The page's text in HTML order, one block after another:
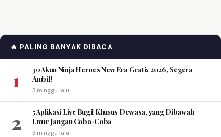
🔥 PALING BANYAK DIBACA
1
30 Akun Ninja Heroes New Era Gratis 2026, Segera
Ambil!
3 minggu lalu
2
5 Aplikasi Live Bugil Khusus Dewasa, yang Dibawah
Umur Jangan Coba-Coba
3 minggu lalu